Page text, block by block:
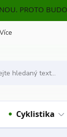
PROTO
Více
Cyklistika